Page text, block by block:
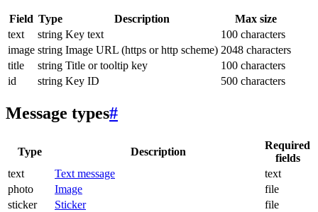
Field Type Description
Max size
text
string Key text
100 characters
image string Image URL (https or http scheme) 2048 characters
title
string Title or tooltip key
100 characters
id
string Key ID 500 characters
Message types#
Type Description
Required
fields
text
Text message
text
photo
Image
file
sticker
Sticker
file